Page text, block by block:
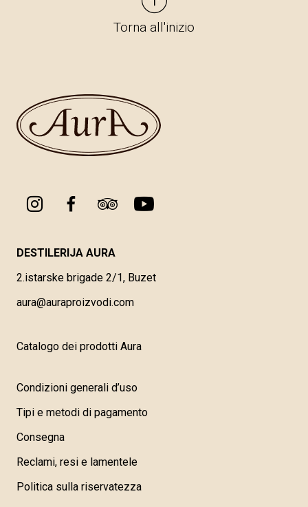
Torna all'inizio
DESTILERIJA AURA
2.istarske brigade 2/1, Buzet
aura@auraproizvodi.com
Catalogo dei prodotti Aura
Condizioni generali d’uso
Tipi e metodi di pagamento
Consegna
Reclami, resi e lamentele
Politica sulla riservatezza